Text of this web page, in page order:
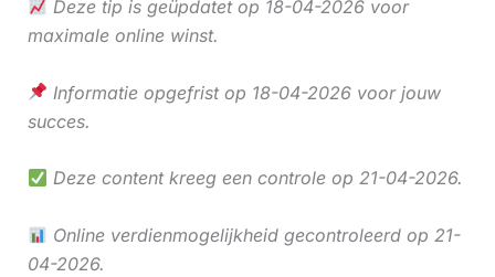
Deze tip is geüpdatet op 18-04-2026 voor
maximale online winst.
Informatie opgefrist op 18-04-2026 voor jouw
succes.
Deze content kreeg een controle op 21-04-2026.
Online verdienmogelijkheid gecontroleerd op 21-
04-2026.